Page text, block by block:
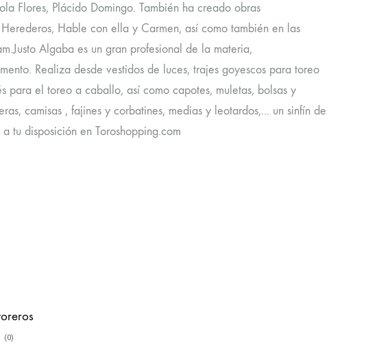
Flores, Plácido Domingo. También ha creado obras
Hable con ella y Carmen, así como también en las
Algaba es un gran profesional de la materia,
Realiza desde vestidos de luces, trajes goyescos para toreo
para el toreo a caballo, así como capotes, muletas, bolsas y
camisas , fajines y corbatines, medias y leotardos,... un sinfín de
tu disposición en Toroshopping.com
(0)